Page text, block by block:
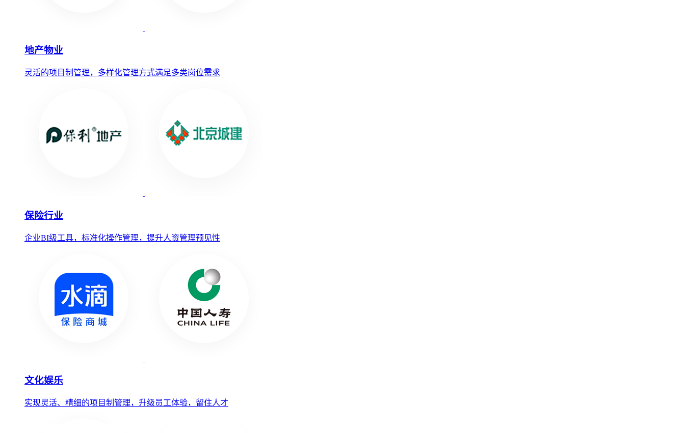
地产物业
灵活的项目制管理，多样化管理方式满足多类岗位需求
保险行业
企业BI级工具，标准化操作管理，提升人资管理预见性
文化娱乐
实现灵活、精细的项目制管理，升级员工体验，留住人才